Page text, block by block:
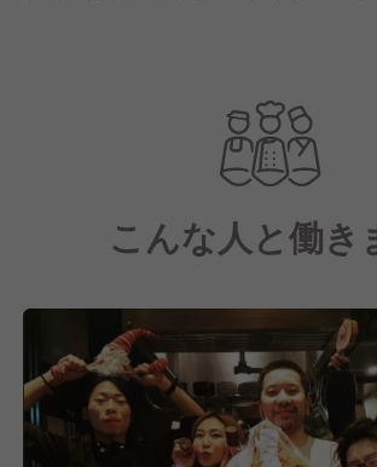
現スタッフも20代、30代の若手がメ
自分たちで作り上げていく”楽しさ”と”
チームワークを持って、皆でずっと愛
をしていきましょう♪
【運営会社：株式会社ダルマプロダ
「ダルマ」の両目を描けるよう挑戦を
業という枠にとどまることなく
常にオモシロイことを実践する「プロ
ように。
こんな人と働き